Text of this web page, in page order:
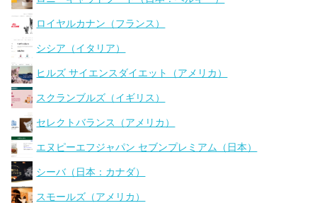
ロイヤルカナン（フランス）
シシア（イタリア）
ヒルズ サイエンスダイエット（アメリカ）
スクランブルズ（イギリス）
セレクトバランス（アメリカ）
エヌピーエフジャパン セブンプレミアム（日本）
シーバ（日本：カナダ）
スモールズ（アメリカ）